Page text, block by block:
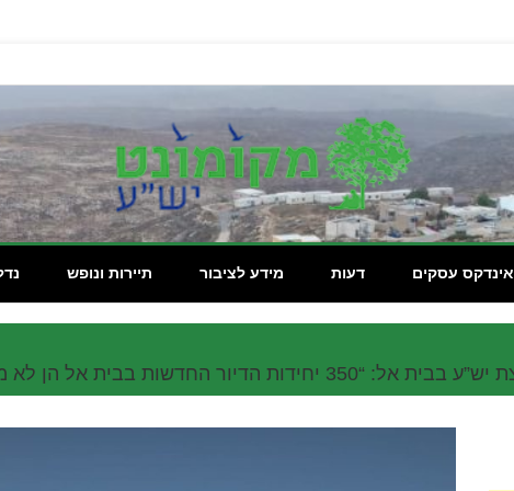
תיירות ונופש מידע לציבור דעות אינדקס עסקים